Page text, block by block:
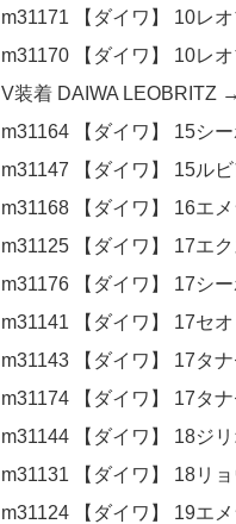
m31171 【ダイワ】 10レ
m31170 【ダイワ】 10レ
V装着 DAIWA LEOBRITZ
m31164 【ダイワ】 15シ
m31147 【ダイワ】 15ル
m31168 【ダイワ】 16エ
m31125 【ダイワ】 17エ
m31176 【ダイワ】 17シ
m31141 【ダイワ】 17セ
m31143 【ダイワ】 17タ
m31174 【ダイワ】 17タ
m31144 【ダイワ】 18ジ
m31131 【ダイワ】 18リ
m31124 【ダイワ】 19エ